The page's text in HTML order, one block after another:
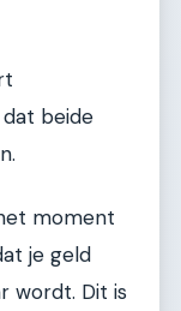
beide
moment
je geld
wordt. Dit is